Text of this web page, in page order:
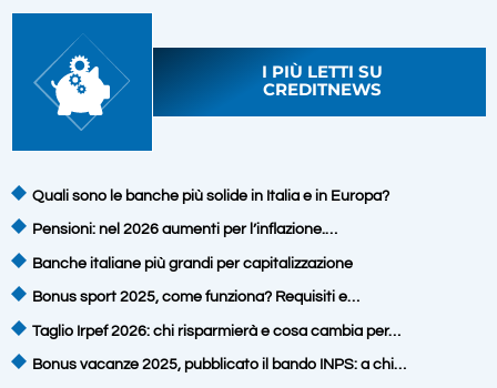
I PIÙ LETTI SU
CREDITNEWS
Quali sono le banche più solide in Italia e in Europa?
Pensioni: nel 2026 aumenti per l’inflazione.…
Banche italiane più grandi per capitalizzazione
Bonus sport 2025, come funziona? Requisiti e…
Taglio Irpef 2026: chi risparmierà e cosa cambia per…
Bonus vacanze 2025, pubblicato il bando INPS: a chi…